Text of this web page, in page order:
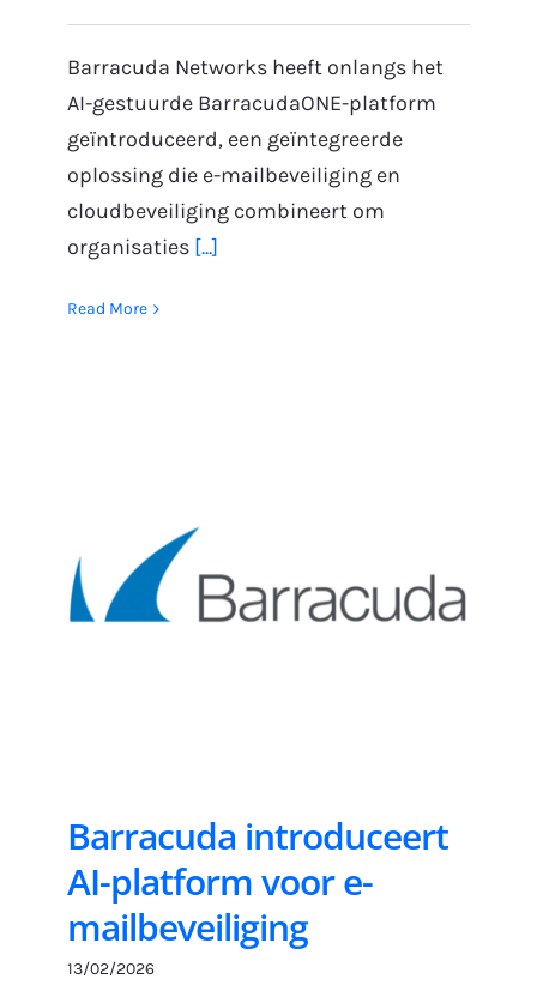
Barracuda Networks heeft onlangs het
AI-gestuurde BarracudaONE-platform
geïntroduceerd, een geïntegreerde
oplossing die e-mailbeveiliging en
cloudbeveiliging combineert om
organisaties [...]
Read More
Barracuda introduceert
AI-platform voor e-
mailbeveiliging
13/02/2026